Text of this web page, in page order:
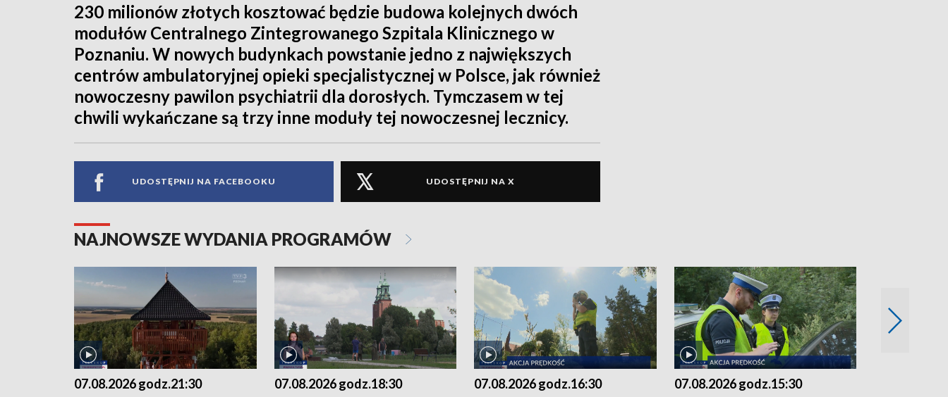
230 milionów złotych kosztować będzie budowa kolejnych dwóch
modułów Centralnego Zintegrowanego Szpitala Klinicznego w
Poznaniu. W nowych budynkach powstanie jedno z największych
centrów ambulatoryjnej opieki specjalistycznej w Polsce, jak również
nowoczesny pawilon psychiatrii dla dorosłych. Tymczasem w tej
chwili wykańczane są trzy inne moduły tej nowoczesnej lecznicy.
UDOSTĘPNIJ NA FACEBOOKU UDOSTĘPNIJ NA X
NAJNOWSZE WYDANIA PROGRAMÓW
07.08.2026 godz.21:30 07.08.2026 godz.18:30 07.08.2026 godz.16:30 07.08.2026 godz.15:30